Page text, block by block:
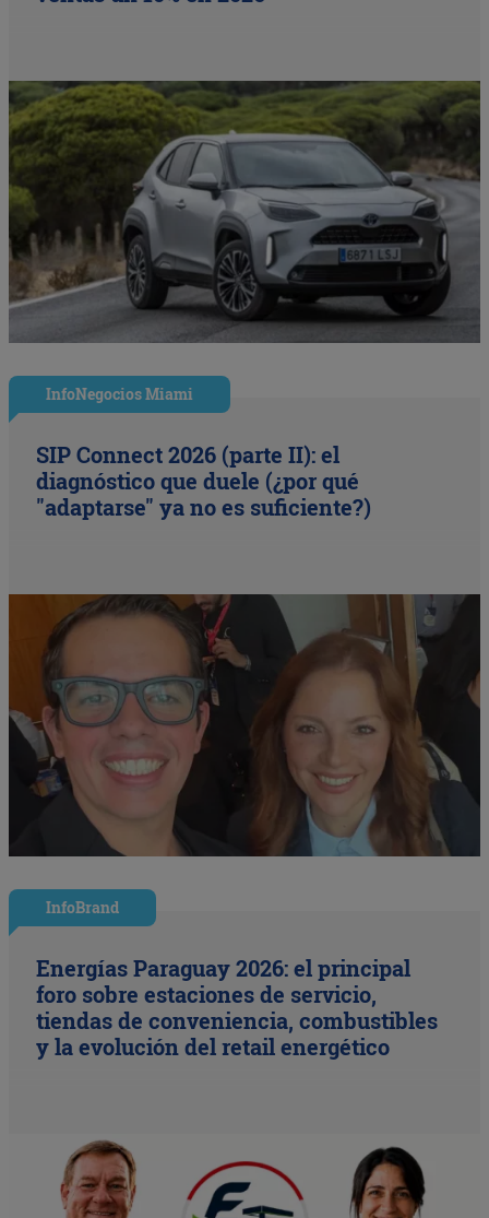
InfoNegocios Miami
SIP Connect 2026 (parte II): el
diagnóstico que duele (¿por qué
"adaptarse" ya no es suficiente?)
InfoBrand
Energías Paraguay 2026: el principal
foro sobre estaciones de servicio,
tiendas de conveniencia, combustibles
y la evolución del retail energético